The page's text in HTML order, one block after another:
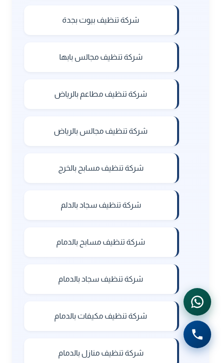
شركة تنظيف بيوت بجدة
شركة تنظيف مجالس بابها
شركة تنظيف مطاعم بالرياض
شركة تنظيف مجالس بالرياض
شركة تنظيف مسابح بالخرج
شركة تنظيف سجاد بالدلم
شركة تنظيف مسابح بالدمام
شركة تنظيف سجاد بالدمام
شركة تنظيف مكيفات بالدمام
شركة تنظيف منازل بالدمام